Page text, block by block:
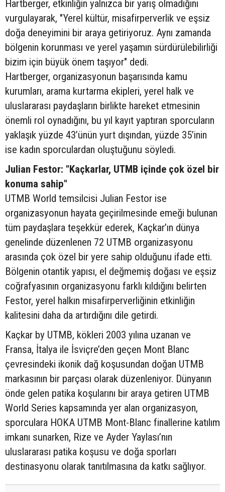
Hartberger, etkinliğin yalnızca bir yarış olmadığını
vurgulayarak, "Yerel kültür, misafirperverlik ve eşsiz
doğa deneyimini bir araya getiriyoruz. Aynı zamanda
bölgenin korunması ve yerel yaşamın sürdürülebilirliği
bizim için büyük önem taşıyor" dedi.
Hartberger, organizasyonun başarısında kamu
kurumları, arama kurtarma ekipleri, yerel halk ve
uluslararası paydaşların birlikte hareket etmesinin
önemli rol oynadığını, bu yıl kayıt yaptıran sporcuların
yaklaşık yüzde 43’ünün yurt dışından, yüzde 35’inin
ise kadın sporculardan oluştuğunu söyledi.
Julian Festor: "Kaçkarlar, UTMB içinde çok özel bir
konuma sahip"
UTMB World temsilcisi Julian Festor ise
organizasyonun hayata geçirilmesinde emeği bulunan
tüm paydaşlara teşekkür ederek, Kaçkar’ın dünya
genelinde düzenlenen 72 UTMB organizasyonu
arasında çok özel bir yere sahip olduğunu ifade etti.
Bölgenin otantik yapısı, el değmemiş doğası ve eşsiz
coğrafyasının organizasyonu farklı kıldığını belirten
Festor, yerel halkın misafirperverliğinin etkinliğin
kalitesini daha da artırdığını dile getirdi.
Kaçkar by UTMB, kökleri 2003 yılına uzanan ve
Fransa, İtalya ile İsviçre’den geçen Mont Blanc
çevresindeki ikonik dağ koşusundan doğan UTMB
markasının bir parçası olarak düzenleniyor. Dünyanın
önde gelen patika koşularını bir araya getiren UTMB
World Series kapsamında yer alan organizasyon,
sporculara HOKA UTMB Mont-Blanc finallerine katılım
imkanı sunarken, Rize ve Ayder Yaylası’nın
uluslararası patika koşusu ve doğa sporları
destinasyonu olarak tanıtılmasına da katkı sağlıyor.